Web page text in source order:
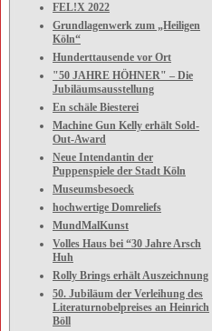
FEL!X 2022
Grundlagenwerk zum „Heiligen
Köln“
Hunderttausende vor Ort
"50 JAHRE HÖHNER" – Die
Jubiläumsausstellung
En schäle Biesterei
Machine Gun Kelly erhält Sold-
Out-Award
Neue Intendantin der
Puppenspiele der Stadt Köln
Museumsbesoeck
hochwertige Domreliefs
MundMalKunst
Volles Haus bei “30 Jahre Arsch
Huh
Rolly Brings erhält Auszeichnung
50. Jubiläum der Verleihung des
Literaturnobelpreises an Heinrich
Böll